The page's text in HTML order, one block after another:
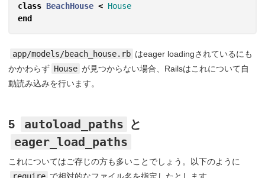
class BeachHouse < House
end
app/models/beach_house.rb はeager loadingされているにも
かかわらず House が見つからない場合、Railsはこれについて自
動読み込みを行います。
5 autoload_paths と
eager_load_paths
これについてはご存じの方も多いことでしょう。以下のように
require で相対的なファイル名を指定したとします。